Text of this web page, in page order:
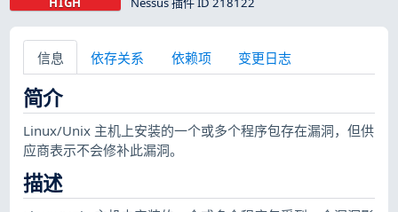
信息 依存关系 依赖项 变更日志
简介
Linux/Unix 主机上安装的一个或多个程序包存在漏洞，但供
应商表示不会修补此漏洞。
描述